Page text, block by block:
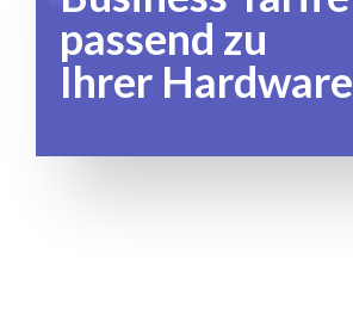
passend zu
Ihrer Hardware